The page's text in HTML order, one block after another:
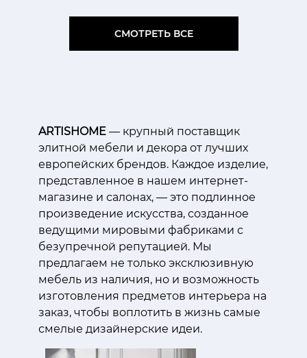
СМОТРЕТЬ ВСЕ
ARTISHOME — крупный поставщик
элитной мебели и декора от лучших
европейских брендов. Каждое изделие,
представленное в нашем интернет-
магазине и салонах, — это подлинное
произведение искусства, созданное
ведущими мировыми фабриками с
безупречной репутацией. Мы
предлагаем не только эксклюзивную
мебель из наличия, но и возможность
изготовления предметов интерьера на
заказ, чтобы воплотить в жизнь самые
смелые дизайнерские идеи.